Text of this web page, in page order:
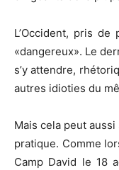
L’Occident, pris
«dangereux». Le
s’y attendre,
autres idioties du
Mais cela peut aussi
pratique. Comme
Camp David le 18